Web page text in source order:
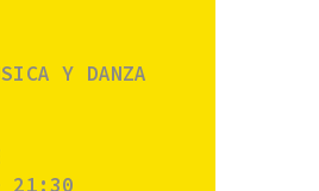
Y DANZA
21:30